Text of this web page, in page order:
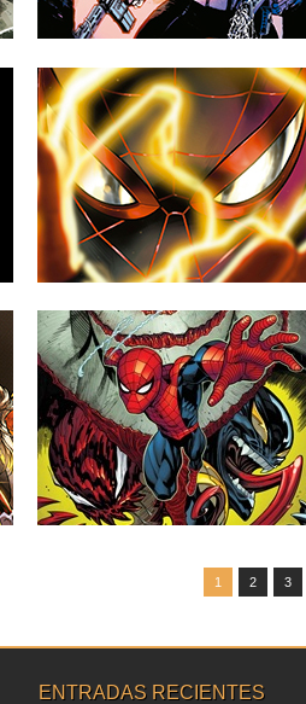
02.05.26
MARVEL PREVIEW
ASTONISHING MILES
MORALES: SPIDER-MAN
#1
A continuación puedes ver la portada y
las primeras páginas del...
▶
10.10.25
UNA ESPIRAL DE
MUERTE AMENAZA A
SPIDERMAN, VENENO Y
MATANZA
Ayer se presentó en la convención de
cómic de Nueva York...
▶
1 2 3
ENTRADAS RECIENTES